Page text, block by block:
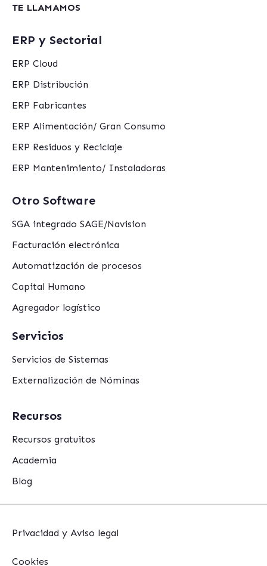
TE LLAMAMOS
ERP y Sectorial
ERP Cloud
ERP Distribución
ERP Fabricantes
ERP Alimentación/ Gran Consumo
ERP Residuos y Reciclaje
ERP Mantenimiento/ Instaladoras
Otro Software
SGA integrado SAGE/Navision
Facturación electrónica
Automatización de procesos
Capital Humano
Agregador logístico
Servicios
Servicios de Sistemas
Externalización de Nóminas
Recursos
Recursos gratuitos
Academia
Blog
Privacidad y Aviso legal
Cookies